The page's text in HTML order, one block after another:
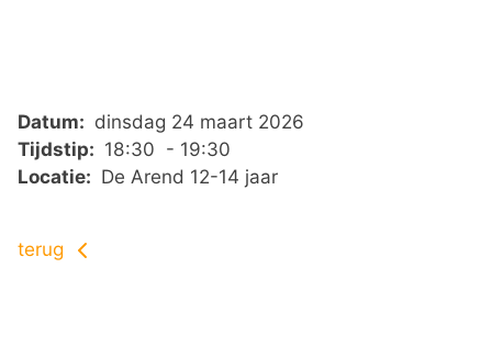
Datum: dinsdag 24 maart 2026
Tijdstip: 18:30 - 19:30
Locatie: De Arend 12-14 jaar
terug